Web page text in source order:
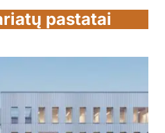
pastatai